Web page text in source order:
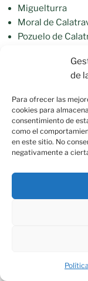
de
Para ofrecer las
cookies para
consentimiento de
como el
en este sitio. No
negativamente a
Miguelturra
Moral de
Pozuelo de
Valenzuela de
LaSemana
Real) es una de
del Campo de
Turístico
de fervor